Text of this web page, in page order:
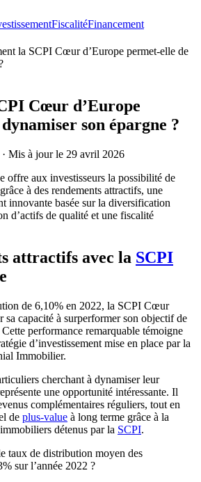
FiscalitéFinancement
la SCPI Cœur d’Europe permet-elle de
Cœur d’Europe
son épargne ?
· Mis à jour le 29 avril 2026
offre aux investisseurs la possibilité de
à des rendements attractifs, une
innovante basée sur la diversification
d’actifs de qualité et une fiscalité
attractifs avec la SCPI
de 6,10% en 2022, la SCPI Cœur
sa capacité à surperformer son objectif de
performance remarquable témoigne
d’investissement mise en place par la
Immobilier.
cherchant à dynamiser leur
une opportunité intéressante. Il
complémentaires réguliers, tout en
de plus-value à long terme grâce à la
détenus par la SCPI.
taux de distribution moyen des
sur l’année 2022 ?